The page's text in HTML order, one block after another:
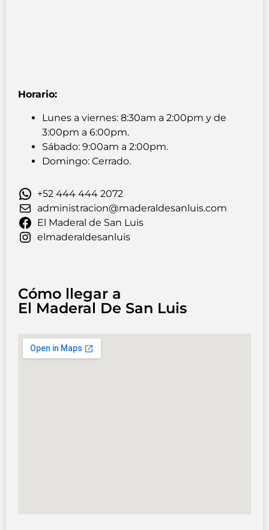
Horario:
Lunes a viernes: 8:30am a 2:00pm y de
3:00pm a 6:00pm.
Sábado: 9:00am a 2:00pm.
Domingo: Cerrado.
+52 444 444 2072
administracion@maderaldesanluis.com
El Maderal de San Luis
elmaderaldesanluis
Cómo llegar a
El Maderal De San Luis